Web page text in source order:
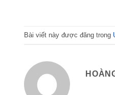
Bài viết này được đăng trong